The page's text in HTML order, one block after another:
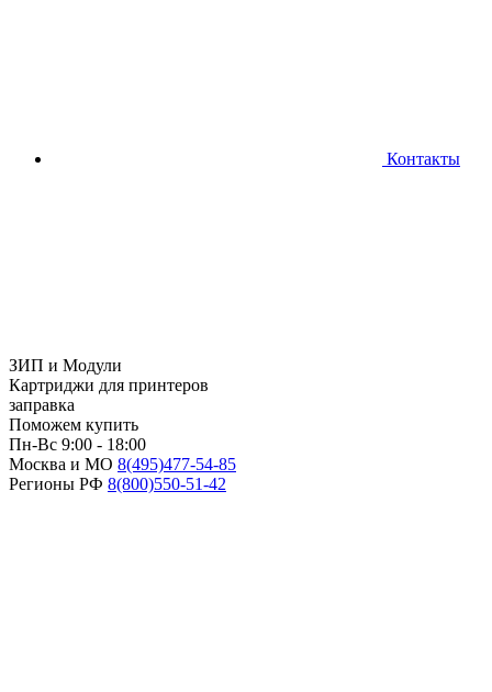
Контакты
ЗИП и Модули
Картриджи для принтеров
заправка
Поможем купить
Пн-Вс 9:00 - 18:00
Москва и МО 8(495)477-54-85
Регионы РФ 8(800)550-51-42